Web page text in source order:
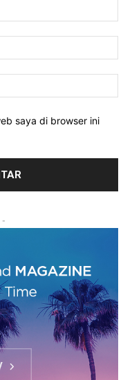
saya di browser ini
-